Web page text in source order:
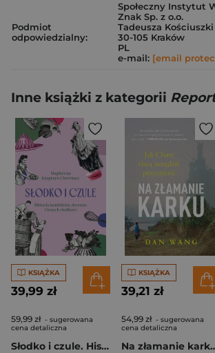
Podmiot
odpowiedzialny:
Społeczny Instytut
Znak Sp. z o.o.
Tadeusza
30-105 Kraków
PL
e-mail: [email
Inne książki z kategorii
KSIĄŻKA
39,99 zł
59,99 zł - sugerowana
cena detaliczna
Słodko i czule. Historia konfektów, deserów i innych słodkości
KSIĄŻKA
39,21 zł
54,99 zł - sugerowana
cena detaliczna
Na złamanie karku. Jak